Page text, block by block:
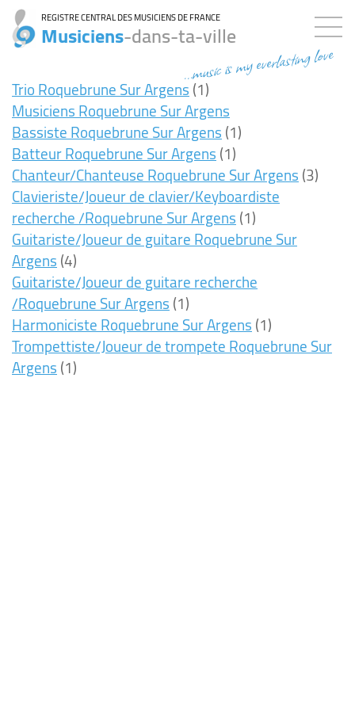
REGISTRE CENTRAL DES MUSICIENS DE FRANCE
Musiciens-dans-ta-ville
...music is my everlasting love
Trio Roquebrune Sur Argens(1)
Musiciens Roquebrune Sur Argens
Bassiste Roquebrune Sur Argens(1)
Batteur Roquebrune Sur Argens(1)
Chanteur/Chanteuse Roquebrune Sur Argens(3)
Clavieriste/Joueur de clavier/Keyboardiste
recherche /Roquebrune Sur Argens(1)
Guitariste/Joueur de guitare Roquebrune Sur
Argens(4)
Guitariste/Joueur de guitare recherche
/Roquebrune Sur Argens(1)
Harmoniciste Roquebrune Sur Argens(1)
Trompettiste/Joueur de trompete Roquebrune Sur
Argens(1)